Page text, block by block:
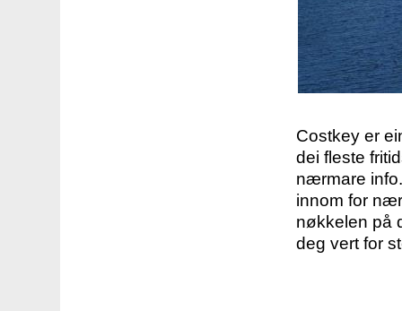
Costkey er
dei fleste
nærmare
innom for
nøkkelen på
deg vert for